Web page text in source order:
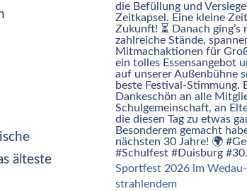
älteste
Sportfest 2026 im
strahlendem